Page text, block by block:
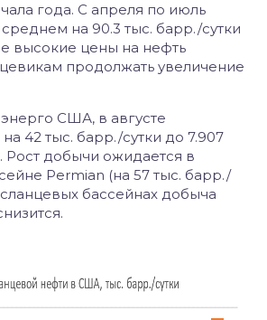
года. С апреля по июль
на 90.3 тыс. барр./сутки
высокие цены на нефть
продолжать увеличение
США, в августе
42 тыс. барр./сутки до 7.907
Рост добычи ожидается в
Permian (на 57 тыс. барр./
сланцевых бассейнах добыча